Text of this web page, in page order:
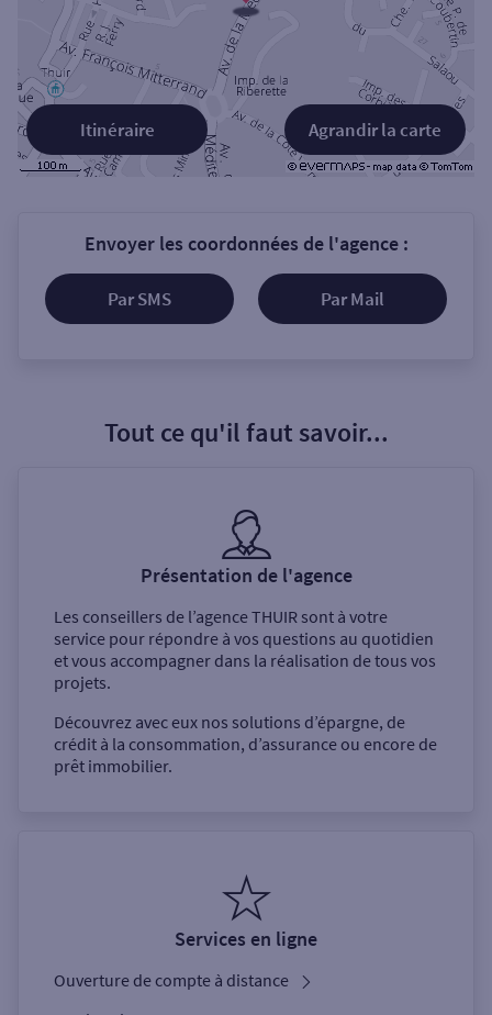
Agrandir la carte
Itinéraire
Envoyer les coordonnées de l'agence :
Par SMS Par Mail
Tout ce qu'il faut savoir...
Présentation de l'agence
Les conseillers de l’agenceTHUIR sont à votre
service pour répondre à vos questions au quotidien
et vous accompagner dans la réalisation de tous vos
projets.
Découvrez avec eux nos solutions d’épargne, de
crédit à la consommation, d’assurance ou encore de
prêt immobilier.
Services en ligne
Ouverture de compte à distance